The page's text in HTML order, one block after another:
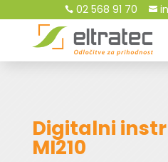
02 568 91 70 
Digitalni
MI210